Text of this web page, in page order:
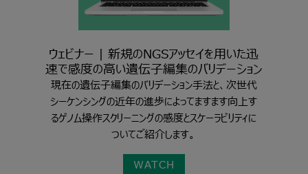
ウェビナー | 新規のNGSアッセイを用いた迅
速で感度の高い遺伝子編集のバリデーション
現在の遺伝子編集のバリデーション手法と、次世代
シーケンシングの近年の進歩によってますます向上す
るゲノム操作スクリーニングの感度とスケーラビリティに
ついてご紹介します。
WATCH